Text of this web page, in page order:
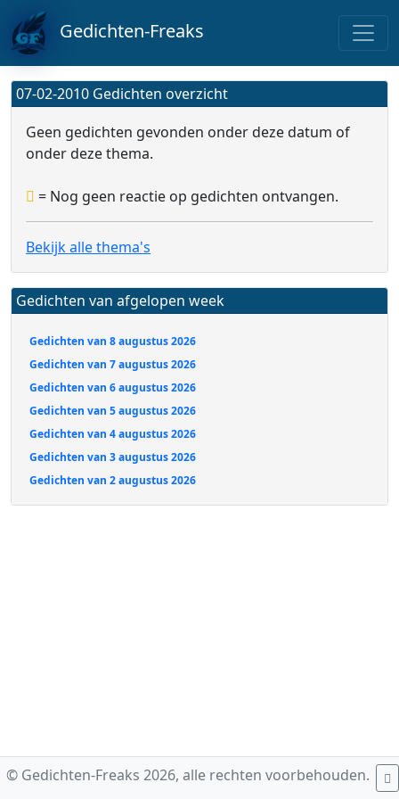
Gedichten-Freaks
07-02-2010 Gedichten overzicht
Geen gedichten gevonden onder deze datum of
onder deze thema.
= Nog geen reactie op gedichten ontvangen.
Bekijk alle thema's
Gedichten van afgelopen week
Gedichten van 8 augustus 2026
Gedichten van 7 augustus 2026
Gedichten van 6 augustus 2026
Gedichten van 5 augustus 2026
Gedichten van 4 augustus 2026
Gedichten van 3 augustus 2026
Gedichten van 2 augustus 2026
© Gedichten-Freaks 2026, alle rechten voorbehouden.